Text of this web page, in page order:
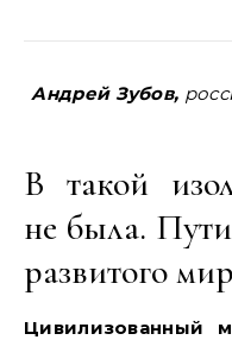
Андрей Зубов,
В такой
не была.
развитого
Цивилизованный